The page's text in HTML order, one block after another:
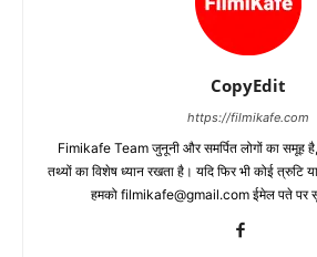
CopyEdit
https://filmikafe.com
Fimikafe Team जुनूनी और समर्पित लोगों का समूह
तथ्‍यों का विशेष ध्‍यान रखता है। यदि फिर भी कोई त्रुटि
हमको filmikafe@gmail.com ईमेल पते पर